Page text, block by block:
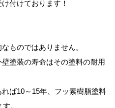
付けております！
ものではありません。
塗装の寿命はその塗料の耐用
ば10～15年、フッ素樹脂塗料
。